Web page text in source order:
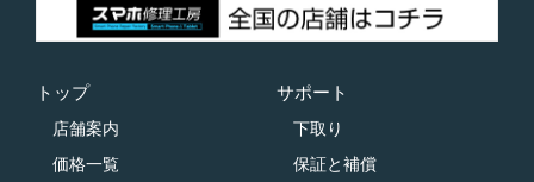
トップ
店舗案内
価格一覧
サポート
下取り
保証と補償